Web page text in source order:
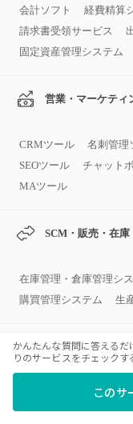
会計ソフト 経費精算
請求書受領サービス
固定資産管理システム
営業・マーケティ
CRMツール 名刺管理
SEOツール
チャット
MAツール
SCM・販売・在庫
在庫管理・倉庫管理シ
購買管理システム
生
コミュニケーショ
ョン
かんたんな質問に答える
りのサービスをチェックす
このサ